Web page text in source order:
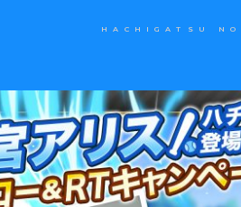
HACHIGATSU